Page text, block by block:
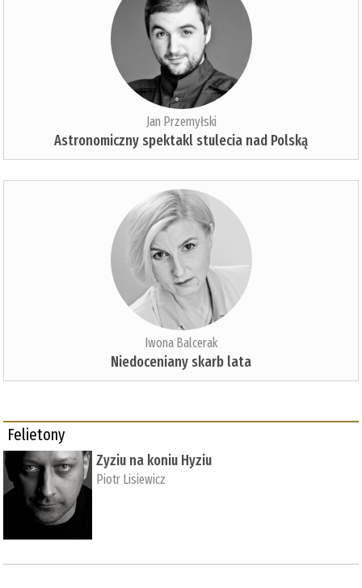
Jan Przemyłski
Astronomiczny spektakl stulecia nad Polską
Iwona Balcerak
Niedoceniany skarb lata
Felietony
Zyziu na koniu Hyziu
Piotr Lisiewicz